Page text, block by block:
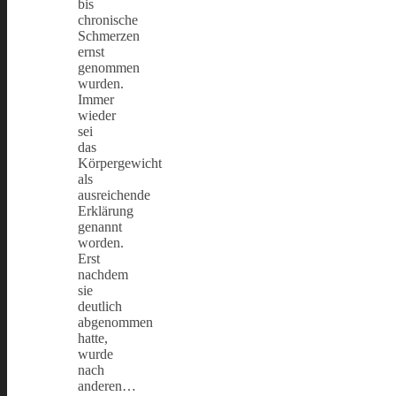
bis
chronische
Schmerzen
ernst
genommen
wurden.
Immer
wieder
sei
das
Körpergewicht
als
ausreichende
Erklärung
genannt
worden.
Erst
nachdem
sie
deutlich
abgenommen
hatte,
wurde
nach
anderen…